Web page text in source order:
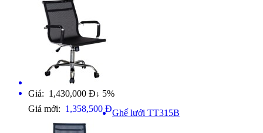
Giá: 1,430,000 Đ ↓ 5%
Giá mới: 1,358,500 ĐGhế lưới TT315B